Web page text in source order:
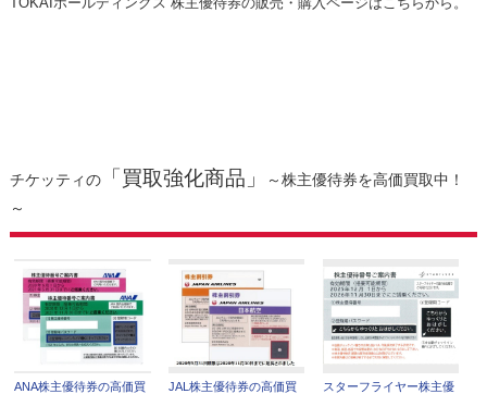
チケッティの「買取強化商品」
～株主優待券を高価買取中！
～
ANA株主優待券の高価買
JAL株主優待券の高価買
スターフライヤー株主優